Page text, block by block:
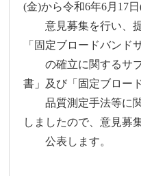
(金)から令和6年6月17日
意見募集を行い、提
「固定ブロードバンド
の確立に関するサブ
書」及び「固定ブロー
品質測定手法等に関
しましたので、意見募
公表します。